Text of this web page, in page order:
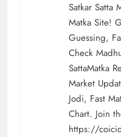
Satkar Satta
Matka Site!
Guessing,
Check
SattaMatka
Market
Jodi, Fast
Chart. Join
https://